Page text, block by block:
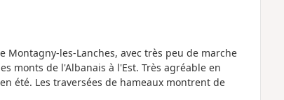
les-Lanches, avec très peu de marche
monts de l'Albanais à l'Est. Très agréable en
été. Les traversées de hameaux montrent de